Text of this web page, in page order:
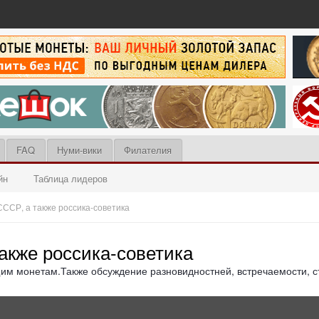
Таблица лидеров
FAQ Нуми-вики Филателия
а также россика-советика
россика-советика
обсуждение разновидностней, встречаемости,